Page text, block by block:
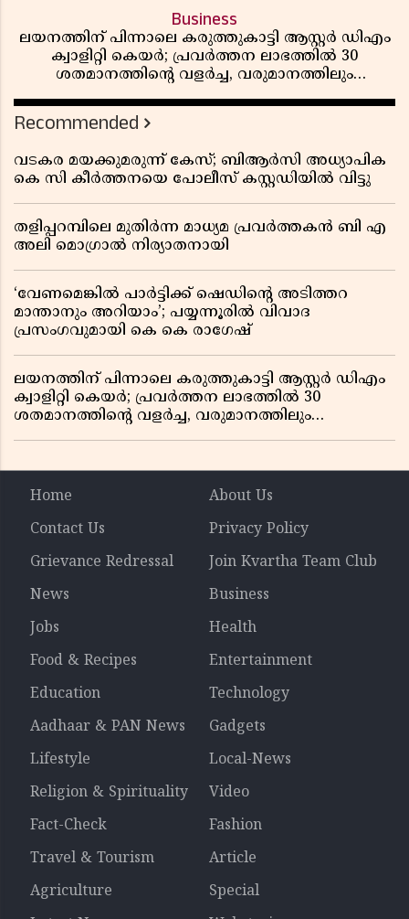
Business
ലയനത്തിന് പിന്നാലെ കരുത്തുകാട്ടി ആസ്റ്റർ ഡിഎം
ക്വാളിറ്റി കെയർ; പ്രവർത്തന ലാഭത്തിൽ 30
ശതമാനത്തിൻ്റെ വളർച്ച, വരുമാനത്തിലും
റിപ്പോർട്ട് പുറത്ത്
Recommended
വടകര മയക്കുമരുന്ന് കേസ്; ബിആർസി അധ്യാപിക
കെ സി കീർത്തനയെ പോലീസ് കസ്റ്റഡിയിൽ വിട്ടു
തളിപ്പറമ്പിലെ മുതിർന്ന മാധ്യമ പ്രവർത്തകൻ ബി എ
അലി മൊഗ്രാൽ നിര്യാതനായി
‘വേണമെങ്കിൽ പാർട്ടിക്ക് ഷെഡിൻ്റെ അടിത്തറ
മാന്താനും അറിയാം’; പയ്യന്നൂരിൽ വിവാദ
പ്രസംഗവുമായി കെ കെ രാഗേഷ്
ലയനത്തിന് പിന്നാലെ കരുത്തുകാട്ടി ആസ്റ്റർ ഡിഎം
ക്വാളിറ്റി കെയർ; പ്രവർത്തന ലാഭത്തിൽ 30
ശതമാനത്തിൻ്റെ വളർച്ച, വരുമാനത്തിലും
Home
About Us
Contact Us
Privacy Policy
Grievance Redressal
Join Kvartha Team Club
News
Business
Jobs
Health
Food & Recipes
Entertainment
Education
Technology
Aadhaar & PAN News
Gadgets
Lifestyle
Local-News
Religion & Spirituality
Video
Fact-Check
Fashion
Travel & Tourism
Article
Agriculture
Special